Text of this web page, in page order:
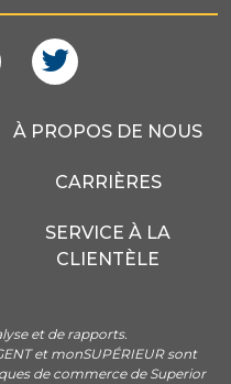
À PROPOS DE NOUS
CARRIÈRES
SERVICE À LA
CLIENTÈLE
et de rapports.
et monSUPÉRIEUR sont
de commerce de Superior